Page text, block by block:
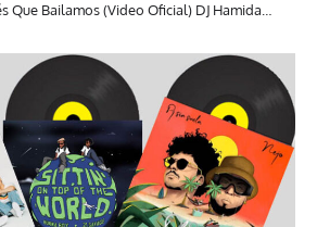
Que Bailamos (Video Oficial) DJ Hamida…